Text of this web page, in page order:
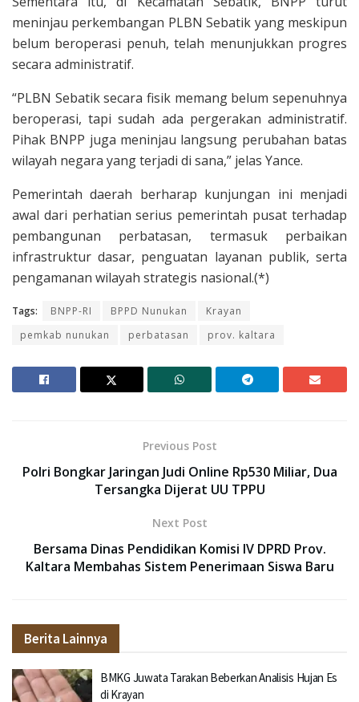
meninjau perkembangan PLBN Sebatik yang meskipun
belum beroperasi penuh, telah menunjukkan progres
secara administratif.
“PLBN Sebatik secara fisik memang belum sepenuhnya
beroperasi, tapi sudah ada pergerakan administratif.
Pihak BNPP juga meninjau langsung perubahan batas
wilayah negara yang terjadi di sana,” jelas Yance.
Pemerintah daerah berharap kunjungan ini menjadi
awal dari perhatian serius pemerintah pusat terhadap
pembangunan perbatasan, termasuk perbaikan
infrastruktur dasar, penguatan layanan publik, serta
pengamanan wilayah strategis nasional.(*)
Tags: BNPP-RI BPPD Nunukan
Krayan
pemkab nunukan
perbatasan prov. kaltara
Previous Post
Polri Bongkar Jaringan Judi Online Rp530 Miliar, Dua
Tersangka Dijerat UU TPPU
Next Post
Bersama Dinas Pendidikan Komisi IV DPRD Prov.
Kaltara Membahas Sistem Penerimaan Siswa Baru
Berita Lainnya
BMKG Juwata Tarakan Beberkan Analisis Hujan Es
di Krayan